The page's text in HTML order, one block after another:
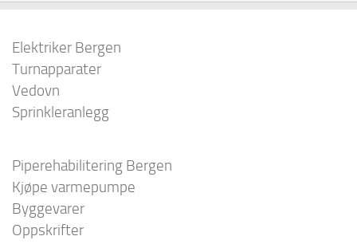
Elektriker Bergen
Turnapparater
Vedovn
Sprinkleranlegg
Piperehabilitering Bergen
Kjøpe varmepumpe
Byggevarer
Oppskrifter